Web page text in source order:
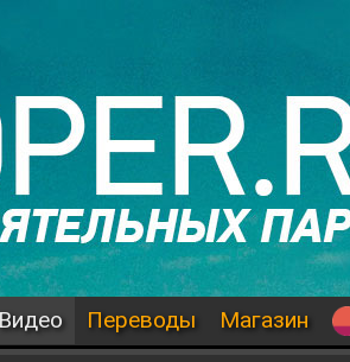
Видео Переводы Магазин